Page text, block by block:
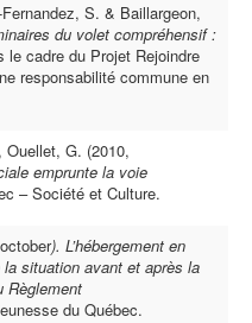
S. & Baillargeon,
du volet compréhensif :
le cadre du Projet Rejoindre
responsabilité commune en
Ouellet, G. (2010,
emprunte la voie
– Société et Culture.
). L’hébergement en
situation avant et après la
Règlement
du Québec.